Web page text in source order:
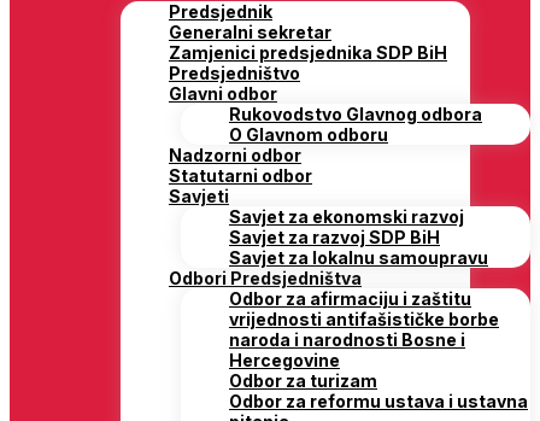
Predsjednik
Generalni sekretar
Zamjenici predsjednika SDP BiH
Predsjedništvo
Glavni odbor
Rukovodstvo Glavnog odbora
O Glavnom odboru
Nadzorni odbor
Statutarni odbor
Savjeti
Savjet za ekonomski razvoj
Savjet za razvoj SDP BiH
Savjet za lokalnu samoupravu
Odbori Predsjedništva
Odbor za afirmaciju i zaštitu
vrijednosti antifašističke borbe
naroda i narodnosti Bosne i
Hercegovine
Odbor za turizam
Odbor za reformu ustava i ustavna